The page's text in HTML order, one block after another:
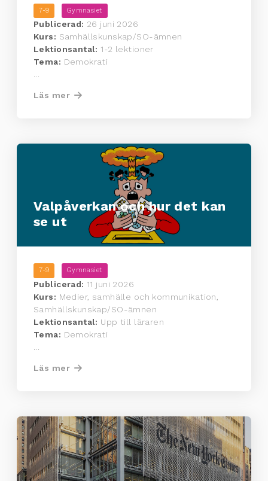
7-9 Gymnasiet
Publicerad: 26 juni 2026
Kurs: Samhällskunskap/SO-ämnen
Lektionsantal: 1-2 lektioner
Tema: Demokrati
...
Läs mer
Valpåverkan och hur det kan
se ut
7-9 Gymnasiet
Publicerad: 11 juni 2026
Kurs: Medier, samhälle och kommunikation,
Samhällskunskap/SO-ämnen
Lektionsantal: Upp till läraren
Tema: Demokrati
Läs mer